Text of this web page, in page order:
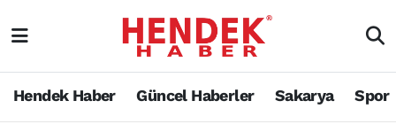
Hendek Haber Güncel Haberler Sakarya Spor
Hendek Haber
Hendek Haber
Sakarya Nöbetçi Eczaneler